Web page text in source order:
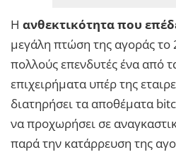
Η ανθεκτικότητα που
μεγάλη πτώση της αγοράς το
πολλούς επενδυτές ένα από
επιχειρήματα υπέρ της
διατηρήσει τα αποθέματα
να προχωρήσει σε
παρά την κατάρρευση της